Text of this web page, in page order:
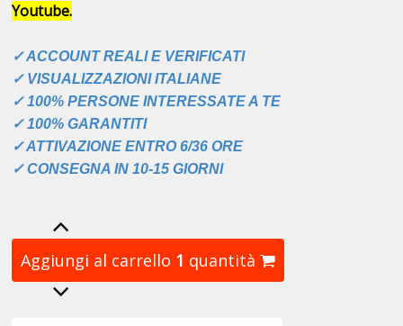
Youtube.
✓ ACCOUNT REALI E VERIFICATI
✓ VISUALIZZAZIONI ITALIANE
✓ 100% PERSONE INTERESSATE A TE
✓ 100% GARANTITI
✓ ATTIVAZIONE ENTRO 6/36 ORE
✓ CONSEGNA IN 10-15 GIORNI
Aggiungi al carrello 1 quantità